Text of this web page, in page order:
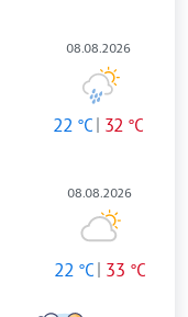
08.08.2026
22 °C 32 °C
08.08.2026
22 °C 33 °C